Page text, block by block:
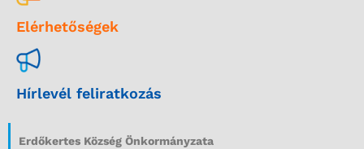
Elérhetőségek
Hírlevél feliratkozás
Erdőkertes Község Önkormányzata